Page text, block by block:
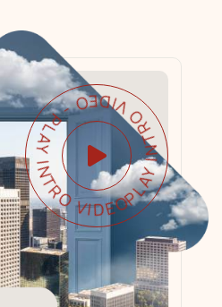
PLAY INTRO VIDEO - PLAY INTRO VIDEO -